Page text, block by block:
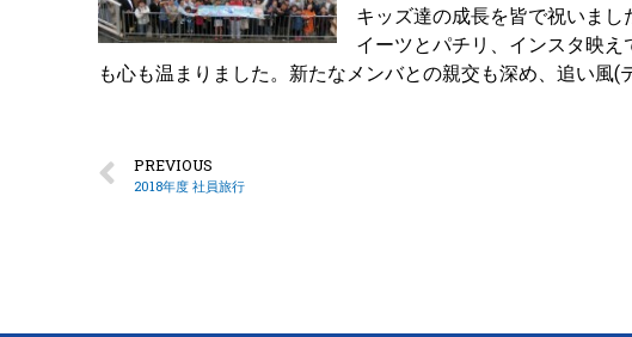
キッズ達の成長を皆で祝いま
イーツとパチリ、インスタ映
も心も温まりました。新たなメンバとの親交も深め、追い風
PREVIOUS
2018年度 社員旅行